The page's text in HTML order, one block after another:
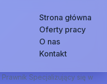
Strona główna
Oferty pracy
O nas
Kontakt
Prawnik Specjalizujący się w